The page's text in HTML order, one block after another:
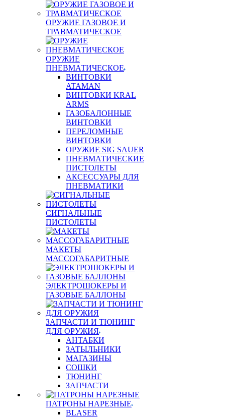
ОРУЖИЕ ГАЗОВОЕ И
ТРАВМАТИЧЕСКОЕ
ОРУЖИЕ
ПНЕВМАТИЧЕСКОЕ
ВИНТОВКИ
ATAMAN
ВИНТОВКИ KRAL
ARMS
ГАЗОБАЛОННЫЕ
ВИНТОВКИ
ПЕРЕЛОМНЫЕ
ВИНТОВКИ
ОРУЖИЕ SIG SAUER
ПНЕВМАТИЧЕСКИЕ
ПИСТОЛЕТЫ
АКСЕССУАРЫ ДЛЯ
ПНЕВМАТИКИ
СИГНАЛЬНЫЕ
ПИСТОЛЕТЫ
МАКЕТЫ
МАССОГАБАРИТНЫЕ
ЭЛЕКТРОШОКЕРЫ И
ГАЗОВЫЕ БАЛЛОНЫ
ЗАПЧАСТИ И ТЮНИНГ
ДЛЯ ОРУЖИЯ
АНТАБКИ
ЗАТЫЛЬНИКИ
МАГАЗИНЫ
СОШКИ
ТЮНИНГ
ЗАПЧАСТИ
ПАТРОНЫ НАРЕЗНЫЕ
BLASER